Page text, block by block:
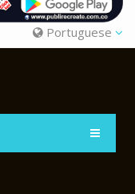
Portuguese